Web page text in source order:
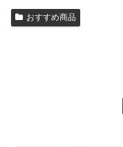
おすすめ商品